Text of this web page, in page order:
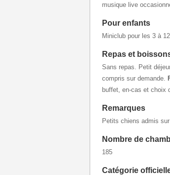
musique live
Pour enfants
Miniclub pour les 3 à
Repas et
Sans repas. Petit
compris sur demande.
buffet, en-cas et choix
Remarques
Petits chiens admis
Nombre de
185
Catégorie